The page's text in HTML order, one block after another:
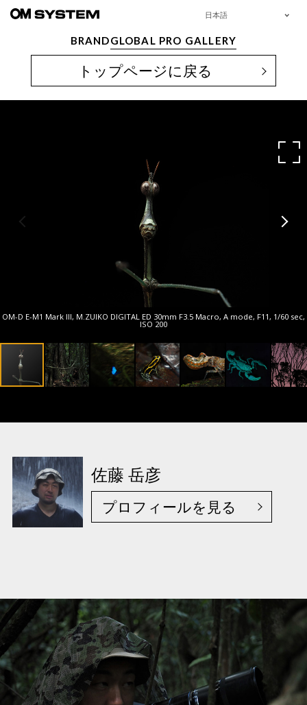
BRANDGLOBAL PRO GALLERY
日本語
トップページに戻る
OM-D E-M1 Mark III, M.ZUIKO DIGITAL ED 30mm F3.5 Macro, A mode, F11, 1/60 sec,
ISO 200
佐藤 岳彦
プロフィールを見る